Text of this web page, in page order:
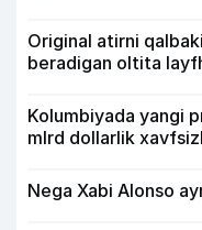
Original atirni
beradigan oltita
Kolumbiyada yangi
mlrd dollarlik
Nega Xabi Alonso